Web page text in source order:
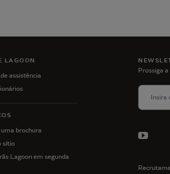
LAGOON
assistência
brochura
sítio
Lagoon em segunda
Prossiga